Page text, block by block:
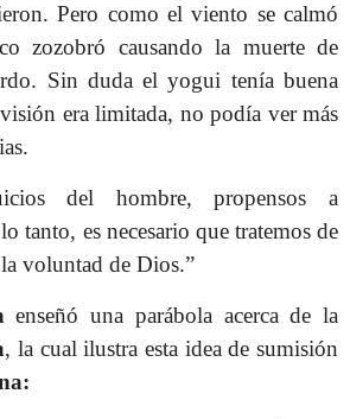
Pero como el viento se calmó
zozobró causando la muerte de
Sin duda el yogui tenía buena
era limitada, no podía ver más
del hombre, propensos a
tanto, es necesario que tratemos de
voluntad de Dios.”
enseñó una parábola acerca de la
, la cual ilustra esta idea de sumisión